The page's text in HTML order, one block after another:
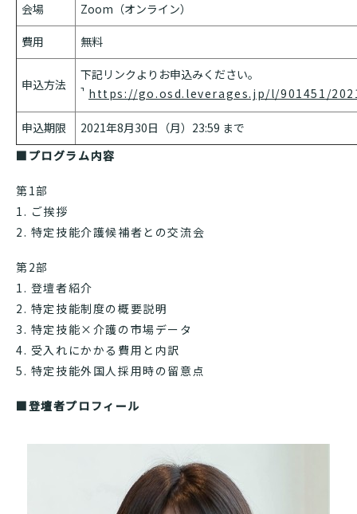
会場 Zoom（オンライン）
費用 無料
申込方法
下記リンクよりお申込みください。
https://go.osd.leverages.jp/l/901451/
申込期限
2021年8月30日（月）23:59 まで
■ プログラム内容
第1部
1. ご挨拶
2. 特定技能介護候補者との交流会
第2部
1. 登壇者紹介
2. 特定技能制度の概要説明
3. 特定技能×介護の市場データ
4. 受入れにかかる費用と内訳
5. 特定技能外国人採用時の留意点
■登壇者プロフィール